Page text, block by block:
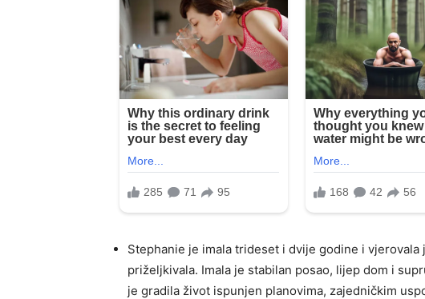
Stephanie je imala trideset i dvije godine i
priželjkivala. Imala je stabilan posao, lijep dom i
je gradila život ispunjen planovima, zajedničkim